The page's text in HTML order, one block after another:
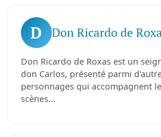
D Don Ricardo de
Don Ricardo de Roxas est un
don Carlos, présenté parmi
personnages qui accompagnent
scènes...